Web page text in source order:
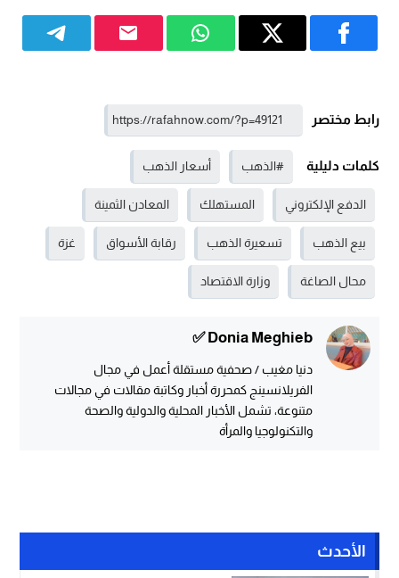
رابط مختصر
كلمات دليلية #الذهب أسعار الذهب
الدفع الإلكتروني المستهلك المعادن الثمينة
بيع الذهب تسعيرة الذهب رقابة الأسواق غزة
محال الصاغة وزارة الاقتصاد
Donia Meghieb ✅
دنيا مغيب / صحفية مستقلة أعمل في مجال
الفريلانسينج كمحررة أخبار وكاتبة مقالات في مجالات
متنوعة، تشمل الأخبار المحلية والدولية والصحة
والتكنولوجيا والمرأة
الأحدث